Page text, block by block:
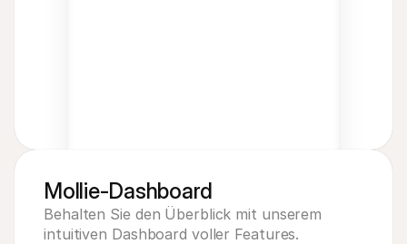
Acme Inc
Mollie-Dashboard
Behalten Sie den Überblick mit unserem
intuitiven Dashboard voller Features.